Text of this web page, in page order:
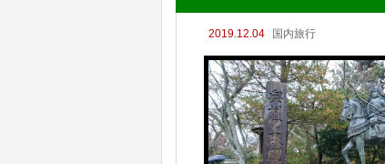
2019.12.04 国内旅行